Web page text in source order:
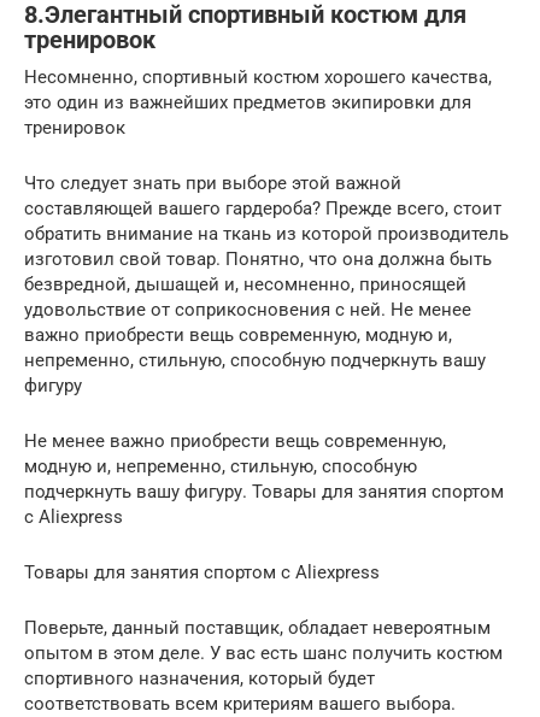
8.Элегантный спортивный костюм для
тренировок
Несомненно, спортивный костюм хорошего качества,
это один из важнейших предметов экипировки для
тренировок
Что следует знать при выборе этой важной
составляющей вашего гардероба? Прежде всего, стоит
обратить внимание на ткань из которой производитель
изготовил свой товар. Понятно, что она должна быть
безвредной, дышащей и, несомненно, приносящей
удовольствие от соприкосновения с ней. Не менее
важно приобрести вещь современную, модную и,
непременно, стильную, способную подчеркнуть вашу
фигуру
Не менее важно приобрести вещь современную,
модную и, непременно, стильную, способную
подчеркнуть вашу фигуру. Товары для занятия спортом
с Aliexpress
Товары для занятия спортом с Aliexpress
Поверьте, данный поставщик, обладает невероятным
опытом в этом деле. У вас есть шанс получить костюм
спортивного назначения, который будет
соответствовать всем критериям вашего выбора.